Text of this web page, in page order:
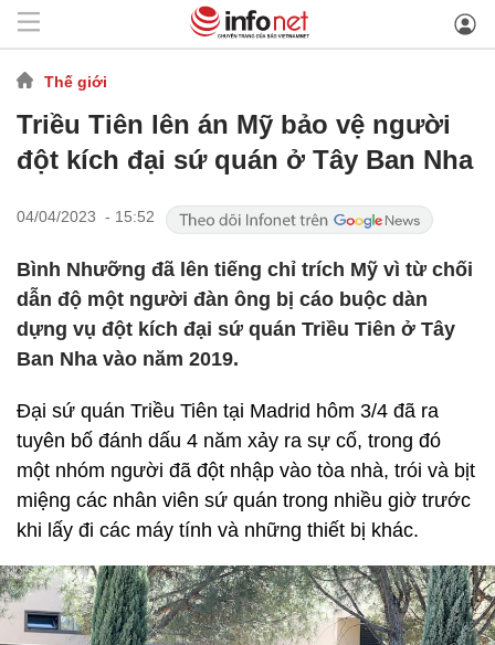
Thế giới
Triều Tiên lên án Mỹ bảo vệ người
đột kích đại sứ quán ở Tây Ban Nha
04/04/2023 - 15:52
Bình Nhưỡng đã lên tiếng chỉ trích Mỹ vì từ chối
dẫn độ một người đàn ông bị cáo buộc dàn
dựng vụ đột kích đại sứ quán Triều Tiên ở Tây
Ban Nha vào năm 2019.
Đại sứ quán Triều Tiên tại Madrid hôm 3/4 đã ra
tuyên bố đánh dấu 4 năm xảy ra sự cố, trong đó
một nhóm người đã đột nhập vào tòa nhà, trói và bịt
miệng các nhân viên sứ quán trong nhiều giờ trước
khi lấy đi các máy tính và những thiết bị khác.